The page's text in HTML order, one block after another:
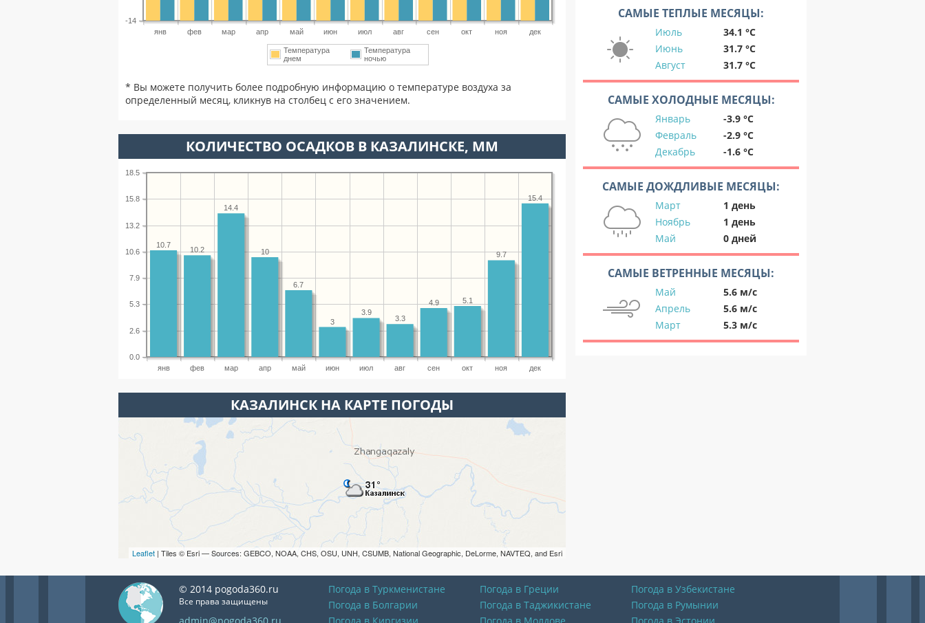
янв фев мар апр май июн июл авг сен окт ноя дек
-14
Температура
днем
Температура
ночью
* Вы можете получить более подробную информацию о температуре воздуха за
определенный месяц, кликнув на столбец с его значением.
КОЛИЧЕСТВО ОСАДКОВ В КАЗАЛИНСКЕ, ММ
янв фев мар апр май июн июл авг сен окт ноя дек
0.0
2.6
5.3
7.9
10.6
13.2
15.8
18.5
15.4
9.7
5.1
4.9
3.3
3.9
3
6.7
10
14.4
10.2
10.7
КАЗАЛИНСК НА КАРТЕ ПОГОДЫ
Leaflet | Tiles © Esri — Sources: GEBCO, NOAA, CHS, OSU, UNH, CSUMB, National Geographic, DeLorme, NAVTEQ, and Esri
САМЫЕ ТЕПЛЫЕ МЕСЯЦЫ:
Июль
34.1 °C
Июнь
31.7 °C
Август
31.7 °C
САМЫЕ ХОЛОДНЫЕ МЕСЯЦЫ:
Январь
-3.9 °C
Февраль
-2.9 °C
Декабрь
-1.6 °C
САМЫЕ ДОЖДЛИВЫЕ МЕСЯЦЫ:
Март
1 день
Ноябрь
1 день
Май
0 дней
САМЫЕ ВЕТРЕННЫЕ МЕСЯЦЫ:
Май
5.6 м/с
Апрель
5.6 м/с
Март
5.3 м/с
© 2014 pogoda360.ru
Все права защищены
Погода в Туркменистане Погода в Греции
Погода в Узбекистане
Погода в Болгарии
Погода в Таджикистане
Погода в Румынии